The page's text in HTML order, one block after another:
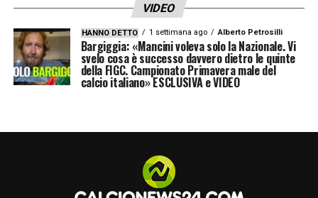
VIDEO
HANNO DETTO 1 settimana ago Alberto Petrosilli
Bargiggia: «Mancini voleva solo la Nazionale. Vi
svelo cosa è successo davvero dietro le quinte
della FIGC. Campionato Primavera male del
calcio italiano» ESCLUSIVA e VIDEO